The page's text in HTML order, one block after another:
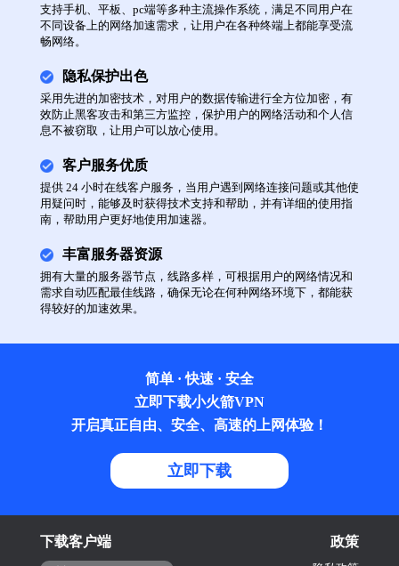
支持手机、平板、pc端等多种主流操作系统，满足不同用户在
不同设备上的网络加速需求，让用户在各种终端上都能享受流
畅网络。
隐私保护出色
采用先进的加密技术，对用户的数据传输进行全方位加密，有
效防止黑客攻击和第三方监控，保护用户的网络活动和个人信
息不被窃取，让用户可以放心使用。
客户服务优质
提供 24 小时在线客户服务，当用户遇到网络连接问题或其他使
用疑问时，能够及时获得技术支持和帮助，并有详细的使用指
南，帮助用户更好地使用加速器。
丰富服务器资源
拥有大量的服务器节点，线路多样，可根据用户的网络情况和
需求自动匹配最佳线路，确保无论在何种网络环境下，都能获
得较好的加速效果。
简单 · 快速 · 安全
立即下载小火箭VPN
开启真正自由、安全、高速的上网体验！
立即下载
下载客户端 政策